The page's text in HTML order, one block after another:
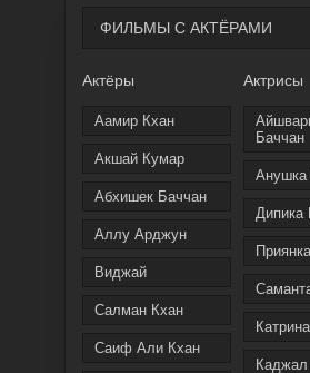
ФИЛЬМЫ С АКТЁРАМИ
Актёры
Аамир Кхан
Акшай Кумар
Абхишек Баччан
Аллу Арджун
Виджай
Салман Кхан
Саиф Али Кхан
Актрисы
Баччан
Дипика
Каджал